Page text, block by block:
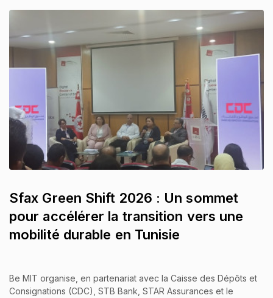
Sfax Green Shift 2026 : Un sommet
pour accélérer la transition vers une
mobilité durable en Tunisie
Be MIT organise, en partenariat avec la Caisse des Dépôts et
Consignations (CDC), STB Bank, STAR Assurances et le